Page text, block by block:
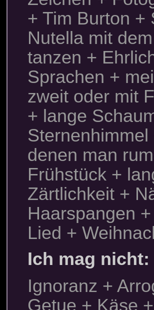
+ Tim Burton +
Nutella mit
tanzen +
Sprachen +
zweit oder mit
+ lange
denen man
Frühstück +
Zärtlichkeit +
Haarspangen
Lied +
Ich mag nicht:
Ignoranz +
Getue + Käse